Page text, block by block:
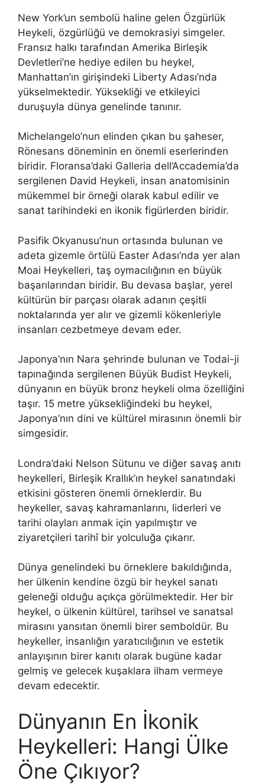
New York’un sembolü haline gelen Özgürlük
Heykeli, özgürlüğü ve demokrasiyi simgeler.
Fransız halkı tarafından Amerika Birleşik
Devletleri’ne hediye edilen bu heykel,
Manhattan’ın girişindeki Liberty Adası’nda
yükselmektedir. Yüksekliği ve etkileyici
duruşuyla dünya genelinde tanınır.
Michelangelo’nun elinden çıkan bu şaheser,
Rönesans döneminin en önemli eserlerinden
biridir. Floransa’daki Galleria dell’Accademia’da
sergilenen David Heykeli, insan anatomisinin
mükemmel bir örneği olarak kabul edilir ve
sanat tarihindeki en ikonik figürlerden biridir.
Pasifik Okyanusu’nun ortasında bulunan ve
adeta gizemle örtülü Easter Adası’nda yer alan
Moai Heykelleri, taş oymacılığının en büyük
başarılarından biridir. Bu devasa başlar, yerel
kültürün bir parçası olarak adanın çeşitli
noktalarında yer alır ve gizemli kökenleriyle
insanları cezbetmeye devam eder.
Japonya’nın Nara şehrinde bulunan ve Todai-ji
tapınağında sergilenen Büyük Budist Heykeli,
dünyanın en büyük bronz heykeli olma özelliğini
taşır. 15 metre yüksekliğindeki bu heykel,
Japonya’nın dini ve kültürel mirasının önemli bir
simgesidir.
Londra’daki Nelson Sütunu ve diğer savaş anıtı
heykelleri, Birleşik Krallık’ın heykel sanatındaki
etkisini gösteren önemli örneklerdir. Bu
heykeller, savaş kahramanlarını, liderleri ve
tarihi olayları anmak için yapılmıştır ve
ziyaretçileri tarihî bir yolculuğa çıkarır.
Dünya genelindeki bu örneklere bakıldığında,
her ülkenin kendine özgü bir heykel sanatı
geleneği olduğu açıkça görülmektedir. Her bir
heykel, o ülkenin kültürel, tarihsel ve sanatsal
mirasını yansıtan önemli birer semboldür. Bu
heykeller, insanlığın yaratıcılığının ve estetik
anlayışının birer kanıtı olarak bugüne kadar
gelmiş ve gelecek kuşaklara ilham vermeye
devam edecektir.
Dünyanın En İkonik
Heykelleri: Hangi Ülke
Öne Çıkıyor?